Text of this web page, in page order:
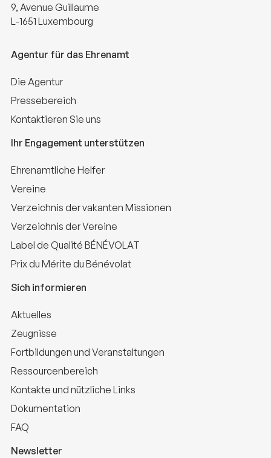
9, Avenue Guillaume
L-1651 Luxembourg
Agentur für das Ehrenamt
Die Agentur
Pressebereich
Kontaktieren Sie uns
Ihr Engagement unterstützen
Ehrenamtliche Helfer
Vereine
Verzeichnis der vakanten Missionen
Verzeichnis der Vereine
Label de Qualité BÉNÉVOLAT
Prix du Mérite du Bénévolat
Sich informieren
Aktuelles
Zeugnisse
Fortbildungen und Veranstaltungen
Ressourcenbereich
Kontakte und nützliche Links
Dokumentation
FAQ
Newsletter